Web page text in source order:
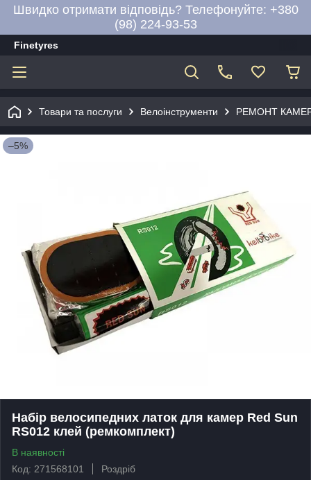
Швидко отримати відповідь? Телефонуйте: +380
(98) 224-93-53
Finetyres
Товари та послуги Велоінструменти РЕМОНТ
–5%
Набір велосипедних латок для камер Red Sun
RS012 клей (ремкомплект)
В наявності
Код: 271568101
Роздріб